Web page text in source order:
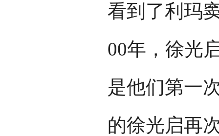
看到了利玛
00年，徐光
是他们第一
的徐光启再